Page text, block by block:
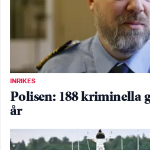
INRIKES
Polisen: 188 kriminella
år